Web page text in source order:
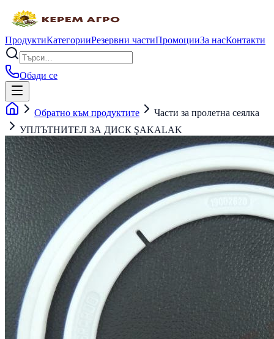
ПродуктиКатегорииРезервни частиПромоцииЗа насКонтакти
Обади се
Обратно към продуктите
Части за пролетна сеялка
УПЛЪТНИТЕЛ ЗА ДИСК ŞAKALAK